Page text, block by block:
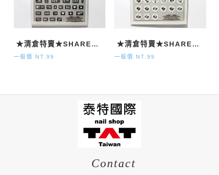
★清倉特賣★SHAREYDVA Musee框樣式貼紙
一般價 NT.99
★清倉特賣★SHAREYDVA Musee 禁止貼紙
一般價 NT.99
Contact